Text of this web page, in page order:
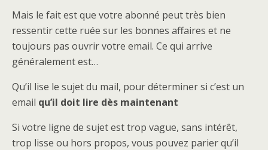
Mais le fait est que votre abonné peut très bien
ressentir cette ruée sur les bonnes affaires et ne
toujours pas ouvrir votre email. Ce qui arrive
généralement est…
Qu’il lise le sujet du mail, pour déterminer si c’est un
email qu’il doit lire dès maintenant
Si votre ligne de sujet est trop vague, sans intérêt,
trop lisse ou hors propos, vous pouvez parier qu’il